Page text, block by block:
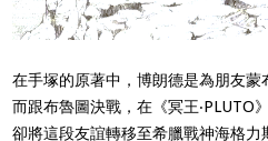
在手塚的原著中，博朗德是為朋友蒙
而跟布魯圖決戰，在《冥王‧PLUTO
卻將這段友誼轉移至希臘戰神海格力